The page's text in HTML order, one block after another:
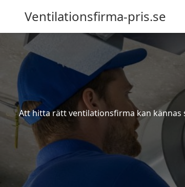
Ventilationsfirma-pris.se
Att hitta rätt ventilationsfirma kan